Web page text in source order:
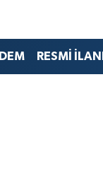
RESMİ